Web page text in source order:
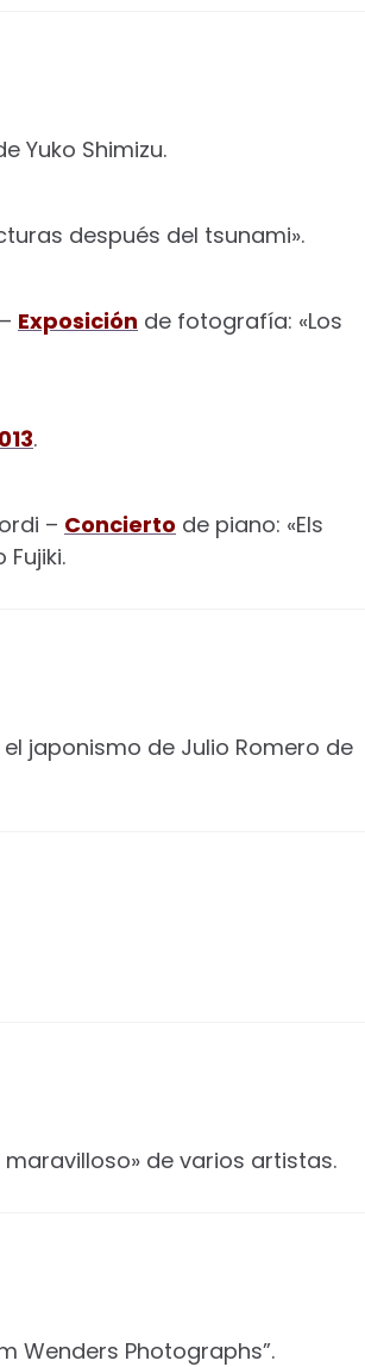
Yuko Shimizu.
después del tsunami».
Exposición de fotografía: «Los
.
– Concierto de piano: «Els
el japonismo de Julio Romero de
de varios artistas.
Wenders Photographs”.